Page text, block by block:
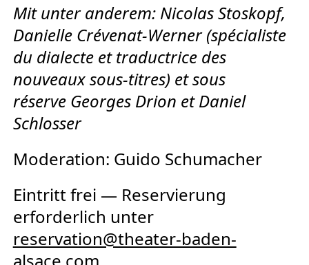
Mit unter anderem: Nicolas Stoskopf,
Danielle Crévenat-Werner (spécialiste
du dialecte et traductrice des
nouveaux sous-titres) et sous
réserve Georges Drion et Daniel
Schlosser
Moderation: Guido Schumacher
Eintritt frei — Reservierung
erforderlich unter
reservation@theater-baden-
alsace.com